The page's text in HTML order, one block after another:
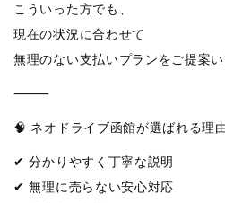
こういった方でも、
現在の状況に合わせて
無理のない支払いプランをご提案い
⸻
🧠 ネオドライブ函館が選ばれる理
✔ 分かりやすく丁寧な説明
✔ 無理に売らない安心対応